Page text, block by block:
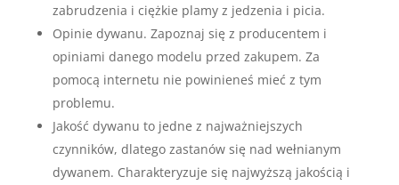
zabrudzenia i ciężkie plamy z jedzenia i picia.
Opinie dywanu. Zapoznaj się z producentem i
opiniami danego modelu przed zakupem. Za
pomocą internetu nie powinieneś mieć z tym
problemu.
Jakość dywanu to jedne z najważniejszych
czynników, dlatego zastanów się nad wełnianym
dywanem. Charakteryzuje się najwyższą jakością i